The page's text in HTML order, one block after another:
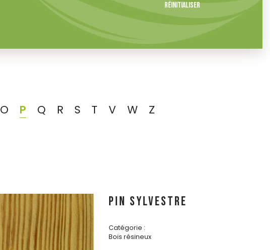
Réinitialiser
O P Q R S T V W Z
PIN SYLVESTRE
Catégorie :
Bois résineux